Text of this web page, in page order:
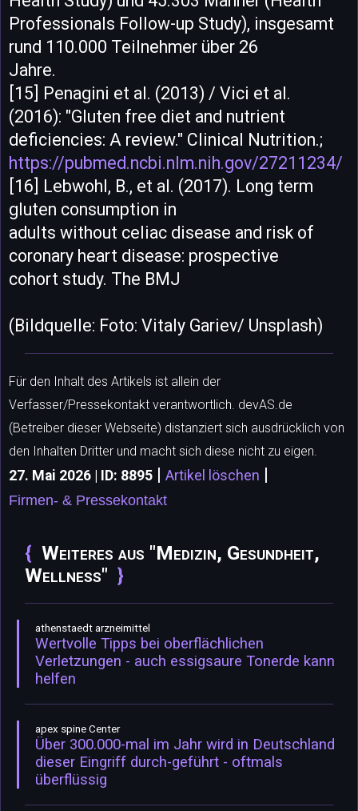
Professionals Follow-up Study), insgesamt
rund 110.000 Teilnehmer über 26
Jahre.
[15] Penagini et al. (2013) / Vici et al.
(2016): "Gluten free diet and nutrient
deficiencies: A review." Clinical Nutrition.;
https://pubmed.ncbi.nlm.nih.gov/27211234/
[16] Lebwohl, B., et al. (2017). Long term
gluten consumption in
adults without celiac disease and risk of
coronary heart disease: prospective
cohort study. The BMJ
(Bildquelle: Foto: Vitaly Gariev/ Unsplash)
Für den Inhalt des Artikels ist allein der
Verfasser/Pressekontakt verantwortlich. devAS.de
(Betreiber dieser Webseite) distanziert sich ausdrücklich von
den Inhalten Dritter und macht sich diese nicht zu eigen.
27. Mai 2026 | ID: 8895 | Artikel löschen |
Firmen- & Pressekontakt
Weiteres aus "Medizin, Gesundheit,
Wellness"
athenstaedt arzneimittel
Wertvolle Tipps bei oberflächlichen
Verletzungen - auch essigsaure Tonerde kann
helfen
apex spine Center
Über 300.000-mal im Jahr wird in Deutschland
dieser Eingriff durch-geführt - oftmals
überflüssig